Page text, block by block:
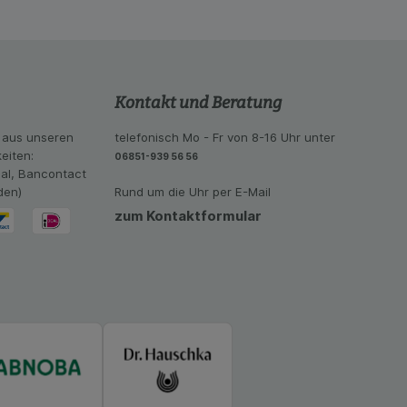
oder soziale
unseren
Bancontact
Kontakt und Beratung
telefonisch Mo - Fr von 8-16 Uhr unter
06851-939 56 56
Rund um die Uhr per E-Mail
zum Kontaktformular